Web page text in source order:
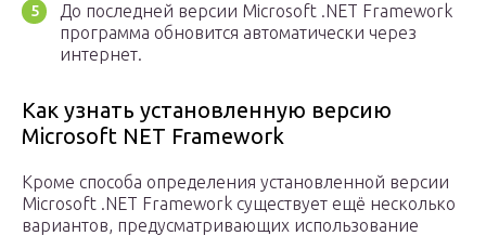
До последней версии Microsoft .NET Framework
программа обновится автоматически через
интернет.
Как узнать установленную версию
Microsoft NET Framework
Кроме способа определения установленной версии
Microsoft .NET Framework существует ещё несколько
вариантов, предусматривающих использование